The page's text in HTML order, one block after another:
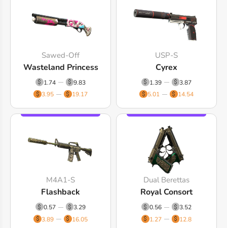
Sawed-Off
Wasteland Princess
1.74
9.83
3.95
19.17
USP-S
Cyrex
1.39
3.87
5.01
14.54
M4A1-S
Flashback
0.57
3.29
3.89
16.05
Dual Berettas
Royal Consort
0.56
3.52
1.27
12.8